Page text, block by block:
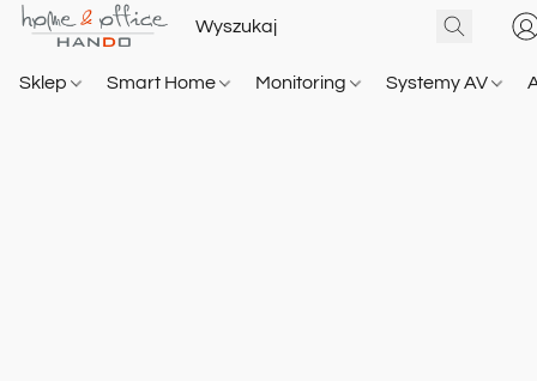
Sklep Smart Home Monitoring Systemy AV